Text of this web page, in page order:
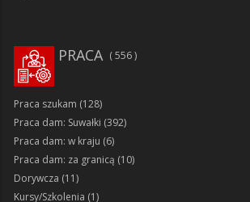
PRACA 556
Praca szukam (128)
Praca dam: Suwałki (392)
Praca dam: w kraju (6)
Praca dam: za granicą (10)
Dorywcza (11)
Kursy/Szkolenia (1)